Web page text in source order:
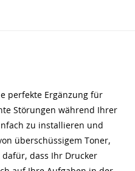
perfekte Ergänzung für
Störungen während Ihrer
zu installieren und
überschüssigem Toner,
dafür, dass Ihr Drucker